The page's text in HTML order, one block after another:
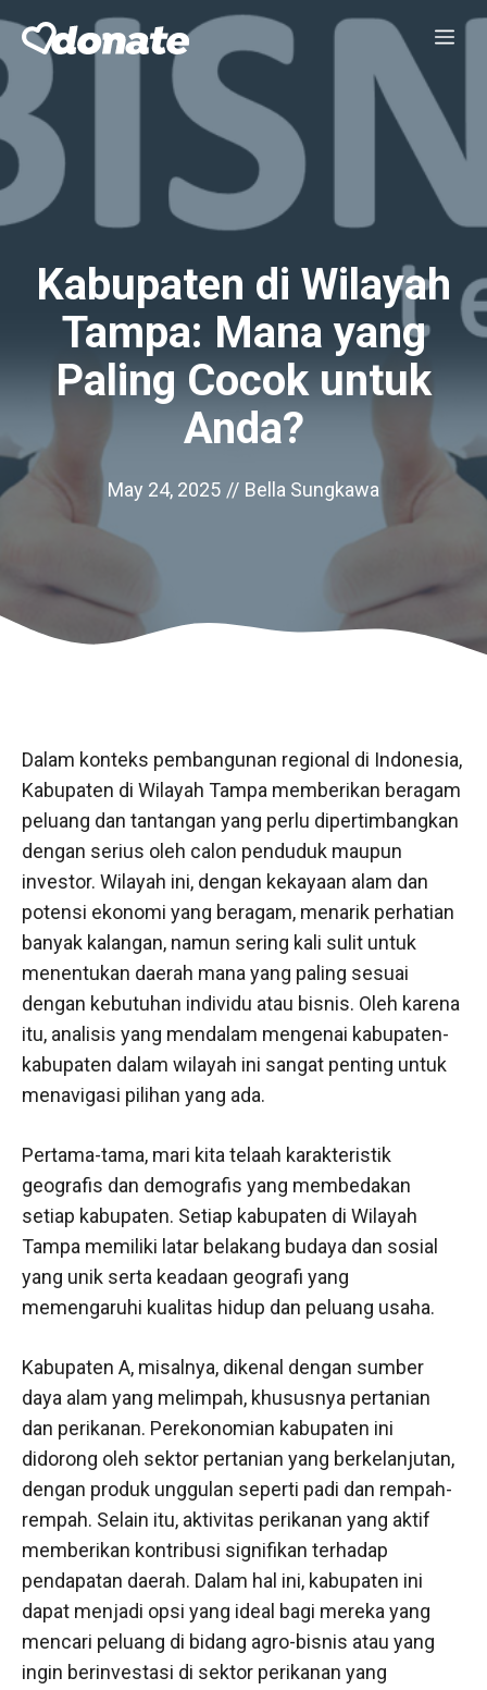
content
Kabupaten di Wilayah
Tampa: Mana yang
Paling Cocok untuk
Anda?
May 24, 2025 // Bella Sungkawa
Dalam konteks pembangunan regional di Indonesia,
Kabupaten di Wilayah Tampa memberikan beragam
peluang dan tantangan yang perlu dipertimbangkan
dengan serius oleh calon penduduk maupun
investor. Wilayah ini, dengan kekayaan alam dan
potensi ekonomi yang beragam, menarik perhatian
banyak kalangan, namun sering kali sulit untuk
menentukan daerah mana yang paling sesuai
dengan kebutuhan individu atau bisnis. Oleh karena
itu, analisis yang mendalam mengenai kabupaten-
kabupaten dalam wilayah ini sangat penting untuk
menavigasi pilihan yang ada.
Pertama-tama, mari kita telaah karakteristik
geografis dan demografis yang membedakan
setiap kabupaten. Setiap kabupaten di Wilayah
Tampa memiliki latar belakang budaya dan sosial
yang unik serta keadaan geografi yang
memengaruhi kualitas hidup dan peluang usaha.
Kabupaten A, misalnya, dikenal dengan sumber
daya alam yang melimpah, khususnya pertanian
dan perikanan. Perekonomian kabupaten ini
didorong oleh sektor pertanian yang berkelanjutan,
dengan produk unggulan seperti padi dan rempah-
rempah. Selain itu, aktivitas perikanan yang aktif
memberikan kontribusi signifikan terhadap
pendapatan daerah. Dalam hal ini, kabupaten ini
dapat menjadi opsi yang ideal bagi mereka yang
mencari peluang di bidang agro-bisnis atau yang
ingin berinvestasi di sektor perikanan yang